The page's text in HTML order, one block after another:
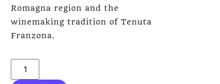
Romagna region and the
winemaking tradition of Tenuta
Franzona.